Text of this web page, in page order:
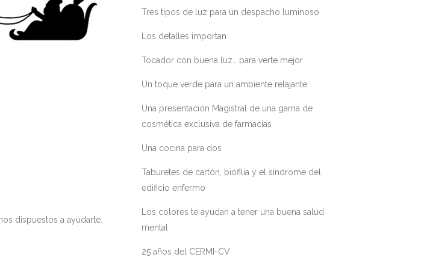
dispuestos a ayudarte.
Tres tipos de luz para un despacho luminoso
Los detalles importan
Tocador con buena luz… para verte mejor
Un toque verde para un ambiente relajante
Una presentación Magistral de una gama de
cosmética exclusiva de farmacias
Una cocina para dos
Taburetes de cartón, biofilia y el síndrome del
edificio enfermo
Los colores te ayudan a tener una buena salud
mental
25 años del CERMI-CV